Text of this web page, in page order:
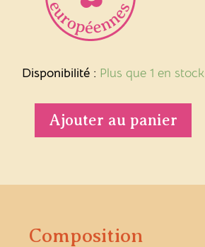
Disponibilité : Plus que 1 en stock
de
végétale
décorative
fleurie
Ajouter au panier
Composition